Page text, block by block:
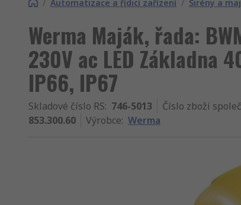
/ Automatizace a řídicí zařízení / Sirény a
Werma Maják, řada:
230V ac LED Základna
IP66, IP67
Skladové číslo RS: 746-5013 Číslo zboží
853.300.60
Výrobce: Werma